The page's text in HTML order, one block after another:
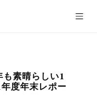
素晴らしい1
度年末レポー